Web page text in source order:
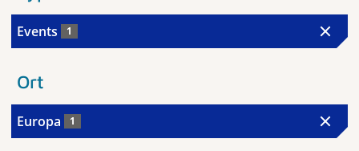
Events 1
Ort
Europa 1